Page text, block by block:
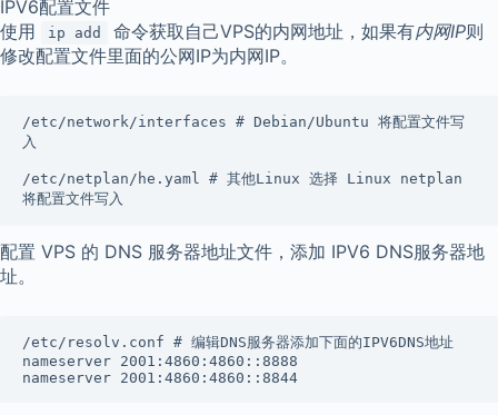
IPV6配置文件
使用
ip add 命令获取自己VPS的内网地址，如果有内网IP则
修改配置文件里面的公网IP为内网IP。
/etc/network/interfaces # Debian/Ubuntu 将配置文件写
入
/etc/netplan/he.yaml # 其他Linux 选择 Linux netplan
将配置文件写入
配置 VPS 的 DNS 服务器地址文件，添加 IPV6 DNS服务器地
址。
/etc/resolv.conf # 编辑DNS服务器添加下面的IPV6DNS地址
nameserver 2001:4860:4860::8888
nameserver 2001:4860:4860::8844